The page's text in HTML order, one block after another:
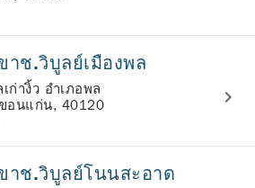
าช.วิบูลย์เมืองพล
างิ้ว อำเภอพล
อนแก่น, 40120
าช.วิบูลย์โนนสะอาด